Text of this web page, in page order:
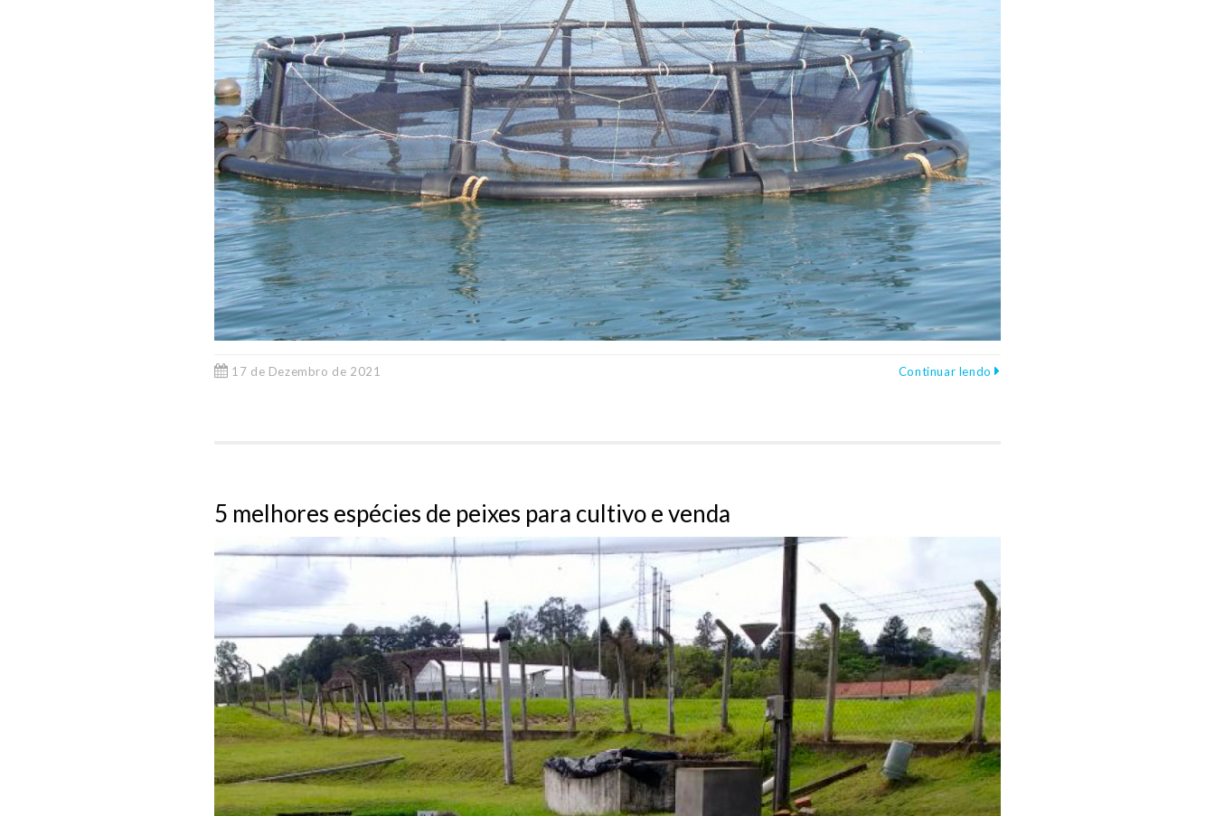
17 de Dezembro de 2021 Continuar lendo
5 melhores espécies de peixes para cultivo e venda